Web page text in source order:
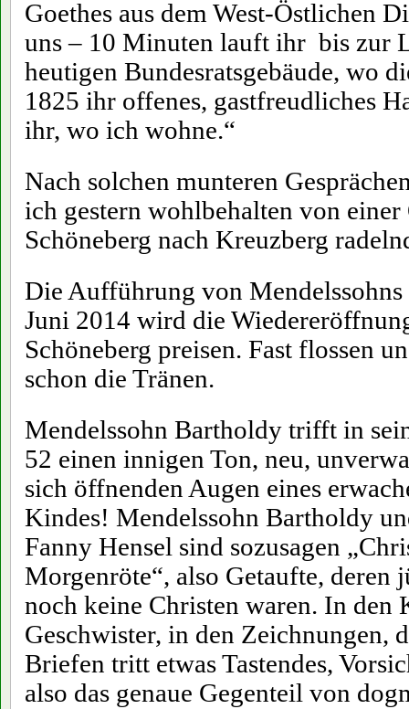
Goethes aus dem West-Östlichen
uns – 10 Minuten lauft ihr bis zur
heutigen Bundesratsgebäude, wo
1825 ihr offenes, gastfreudliches
ihr, wo ich wohne.“
Nach solchen munteren
ich gestern wohlbehalten von einer
Schöneberg nach Kreuzberg
Die Aufführung von Mendelssohns
Juni 2014 wird die
Schöneberg preisen. Fast flossen
schon die Tränen.
Mendelssohn Bartholdy trifft in
52 einen innigen Ton, neu,
sich öffnenden Augen eines
Kindes! Mendelssohn Bartholdy
Fanny Hensel sind sozusagen
Morgenröte“, also Getaufte, deren
noch keine Christen waren. In den
Geschwister, in den Zeichnungen,
Briefen tritt etwas Tastendes,
also das genaue Gegenteil von